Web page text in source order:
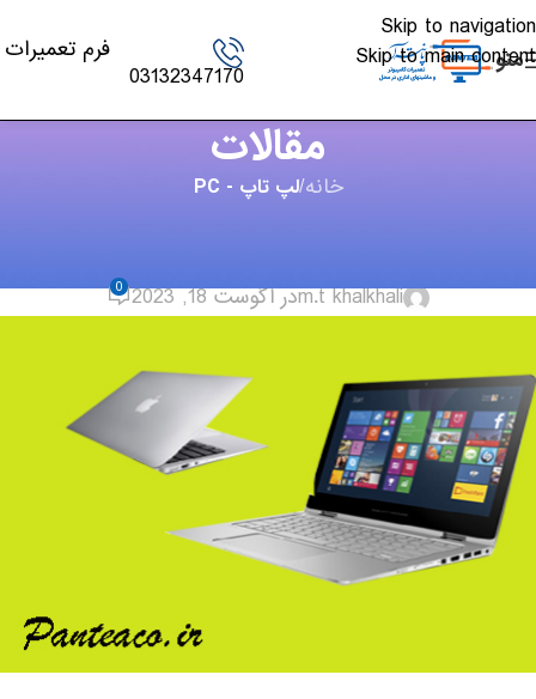
Skip to navigation
Skip to main content
منو
03132347170
فرم تعمیرات
مقالات
خانه/لپ تاپ - PC
m.t khalkhaliدر آگوست 18, 2023 0